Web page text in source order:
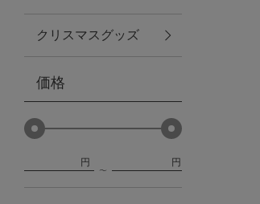
防災グッズ・非常食
クリスマスグッズ
価格
円 円